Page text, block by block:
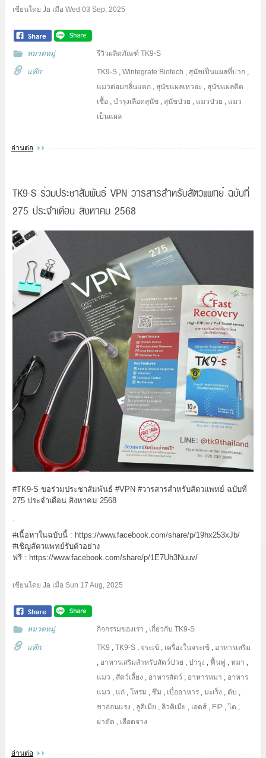
เขียนโดย Jaเมื่อ Wed 03 Sep, 2025
หมวดหมู่ รีวิวผลิตภัณฑ์ TK9-S
แท๊ก: TK9-S ,Wintegrate Biotech , สุนัขเป็นแผลที่ปาก ,
แมวต่อมกลิ่นแตก , สุนัขแผลเหวอะ , สุนัขแผลติด
เชื้อ ,บำรุงเลือดสุนัข , สุนัขป่วย , แมวป่วย , แมว
เป็นแผล
อ่านต่อ
TK9-S ร่วมประชาสัมพันธ์ VPN วารสารสำหรับสัตวแพทย์ ฉบับที่
275 ประจำเดือน สิงหาคม 2568
#TK9-S ขอร่วมประชาสัมพันธ์ #VPN #วารสารสำหรับสัตวแพทย์ ฉบับที่
275 ประจำเดือน สิงหาคม 2568
#เนื้อหาในฉบับนี้: https://www.facebook.com/share/p/19hx253xJb/
#เชิญสัตวแพทย์รับตัวอย่าง
ฟรี : https://www.facebook.com/share/p/1E7Uh3Nuuv/
เขียนโดย Jaเมื่อ Sun 17 Aug, 2025
หมวดหมู่ กิจกรรมของเรา , เกี่ยวกับ TK9-S
แท๊ก: TK9 ,TK9-S , จระเข้ , เครื่องในจระเข้ , อาหารเสริม
, อาหารเสริมสำหรับสัตว์ป่วย ,บำรุง ,ฟื้นฟู ,หมา ,
แมว , สัตว์เลี้ยง , อาหารสัตว์ , อาหารหมา , อาหาร
แมว , แก่ ,โทรม ,ซึม , เบื่ออาหาร ,มะเร็ง , ตับ ,
ขาอ่อนแรง , ลูคิเมีย ,ลิวคิเมีย , เอดส์ , FIP ,ไต ,
ผ่าตัด , เลือดจาง
อ่านต่อ